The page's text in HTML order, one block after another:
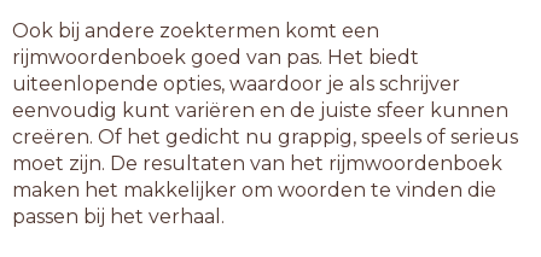
bijpas
biogas
booras
canvas
entwas
etgras
gekras
geplas
Ook bij andere zoektermen komt een
rijmwoordenboek goed van pas. Het biedt
uiteenlopende opties, waardoor je als schrijver
eenvoudig kunt variëren en de juiste sfeer kunnen
creëren. Of het gedicht nu grappig, speels of serieus
moet zijn. De resultaten van het rijmwoordenboek
maken het makkelijker om woorden te vinden die
passen bij het verhaal.